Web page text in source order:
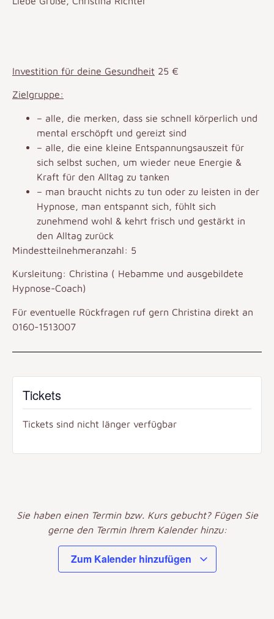
Investition für deine Gesundheit 25 €
Zielgruppe:
– alle, die merken, dass sie schnell körperlich und
mental erschöpft und gereizt sind
– alle, die eine kleine Entspannungsauszeit für
sich selbst suchen, um wieder neue Energie &
Kraft für den Alltag zu tanken
– man braucht nichts zu tun oder zu leisten in der
Hypnose, man entspannt sich, fühlt sich
zunehmend wohl & kehrt frisch und gestärkt in
den Alltag zurück
Mindestteilnehmeranzahl: 5
Kursleitung: Christina ( Hebamme und ausgebildete
Hypnose-Coach)
Für eventuelle Rückfragen ruf gern Christina direkt an
0160-1513007
Tickets
Tickets sind nicht länger verfügbar
Sie haben einen Termin bzw. Kurs gebucht? Fügen Sie
gerne den Termin Ihrem Kalender hinzu:
Zum Kalender hinzufügen